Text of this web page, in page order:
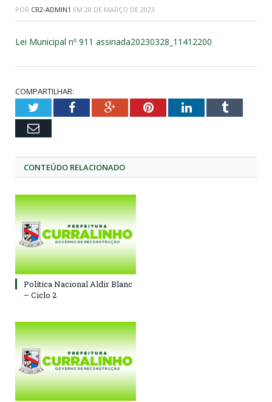
POR CR2-ADMIN1 EM 28 DE MARÇO DE 2023
Lei Municipal nº 911 assinada20230328_11412200
COMPARTILHAR:
TwitterFacebookGoogle+PinterestLinkedInTumblr
Email
CONTEÚDO RELACIONADO
Política Nacional Aldir Blanc
– Ciclo 2